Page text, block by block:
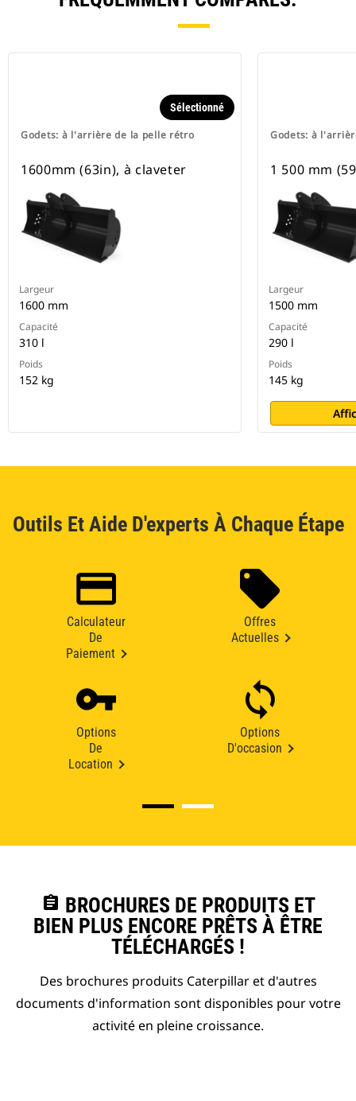
Godets: à l'arrière de la pelle rétro
Sélectionné
1600mm (63in), à claveter
Largeur
1600 mm
Capacité
310 l
Poids
152 kg
Godets: à
1 500 mm
Largeur
1500 mm
Capacité
290 l
Poids
145 kg
Outils Et Aide D'experts À Chaque Étape
Calculateur
De
Paiement
Offres
Actuelles
Options
De
Location
Options
D'occasion
assignment BROCHURES DE PRODUITS ET
BIEN PLUS ENCORE PRÊTS À ÊTRE
TÉLÉCHARGÉS !
Des brochures produits Caterpillar et d'autres
documents d'information sont disponibles pour votre
activité en pleine croissance.